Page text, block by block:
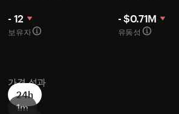
- 12
보유자
- $0.71M
유동성
가격 성과
24h
1m